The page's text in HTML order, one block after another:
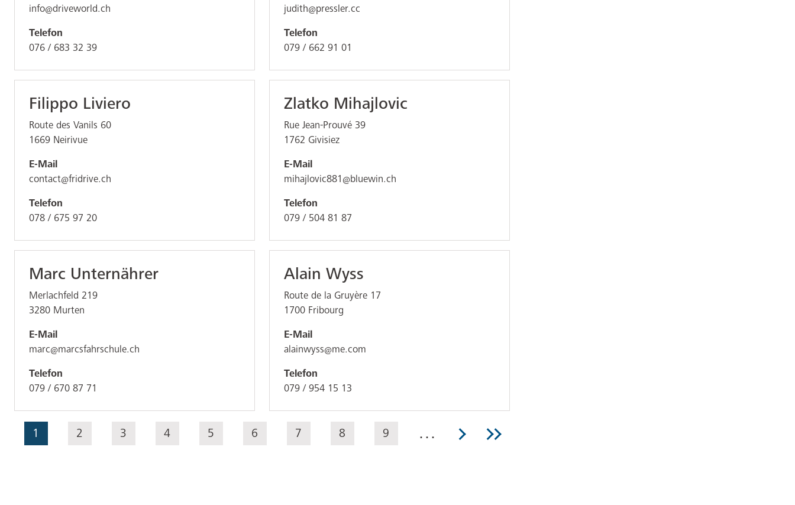
info@driveworld.ch
Telefon
076 / 683 32 39
judith@pressler.cc
Telefon
079 / 662 91 01
Filippo Liviero
Route des Vanils 60
1669 Neirivue
E-Mail
contact@fridrive.ch
Telefon
078 / 675 97 20
Zlatko Mihajlovic
Rue Jean-Prouvé 39
1762 Givisiez
E-Mail
mihajlovic881@bluewin.ch
Telefon
079 / 504 81 87
Marc Unternährer
Merlachfeld 219
3280 Murten
E-Mail
marc@marcsfahrschule.ch
Telefon
079 / 670 87 71
Alain Wyss
Route de la Gruyère 17
1700 Fribourg
E-Mail
alainwyss@me.com
Telefon
079 / 954 15 13
Seitennummerierung
Aktuelle Seite
1 Seite
2 Seite
3 Seite
4 Seite
5 Seite
6 Seite
7 Seite
8 Seite
9 …
Nächste
Letzte